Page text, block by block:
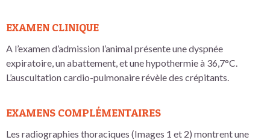
EXAMEN CLINIQUE
A l’examen d’admission l’animal présente une dyspnée
expiratoire, un abattement, et une hypothermie à 36,7°C.
L’auscultation cardio-pulmonaire révèle des crépitants.
EXAMENS COMPLÉMENTAIRES
Les radiographies thoraciques (Images 1 et 2) montrent une